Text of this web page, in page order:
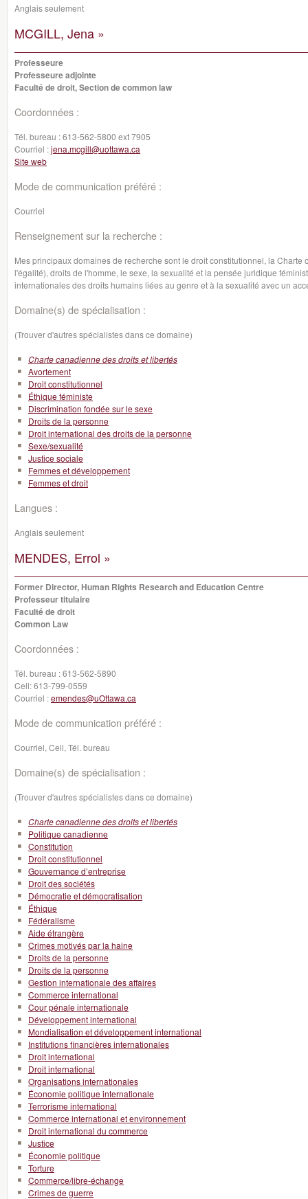
Anglais seulement
MCGILL, Jena »
Professeure
Professeure adjointe
Faculté de droit, Section de common law
Coordonnées :
Tél. bureau :613-562-5800 ext 7905
Courriel :jena.mcgill@uottawa.ca
Site web
Mode de communication préféré :
Courriel
Renseignement sur la recherche :
Mes principaux domaines de recherche sont le droit constitutionnel, la
l'égalité), droits de l'homme, le sexe, la sexualité et la pensée juridique
internationales des droits humains liées au genre et à la sexualité avec un
Domaine(s) de spécialisation :
(Trouver d'autres spécialistes dans ce domaine)
Charte canadienne des droits et libertés
Avortement
Droit constitutionnel
Éthique féministe
Discrimination fondée sur le sexe
Droits de la personne
Droit international des droits de la personne
Sexe/sexualité
Justice sociale
Femmes et développement
Femmes et droit
Langues :
Anglais seulement
MENDES, Errol »
Former Director, Human Rights Research and Education Centre
Professeur titulaire
Faculté de droit
Common Law
Coordonnées :
Tél. bureau :613-562-5890
Cell:613-799-0559
Courriel :emendes@uOttawa.ca
Mode de communication préféré :
Courriel, Cell, Tél. bureau
Domaine(s) de spécialisation :
(Trouver d'autres spécialistes dans ce domaine)
Charte canadienne des droits et libertés
Politique canadienne
Constitution
Droit constitutionnel
Gouvernance d’entreprise
Droit des sociétés
Démocratie et démocratisation
Éthique
Fédéralisme
Aide étrangère
Crimes motivés par la haine
Droits de la personne
Droits de la personne
Gestion internationale des affaires
Commerce international
Cour pénale internationale
Développement international
Mondialisation et développement international
Institutions financières internationales
Droit international
Droit international
Organisations internationales
Économie politique internationale
Terrorisme international
Commerce international et environnement
Droit international du commerce
Justice
Économie politique
Torture
Commerce/libre-échange
Crimes de guerre